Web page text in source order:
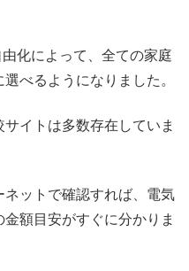
化によって、全ての家庭
べるようになりました。
イトは多数存在していま
ットで確認すれば、電気
額目安がすぐに分かりま